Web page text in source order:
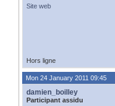
Site web
Hors ligne
Mon 24 January 2011 09:45
damien_boilley
Participant assidu